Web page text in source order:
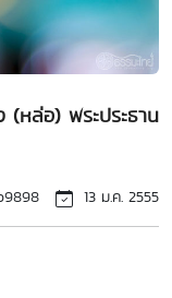
(หล่อ) พระประธาน
13 ม.ค. 2555